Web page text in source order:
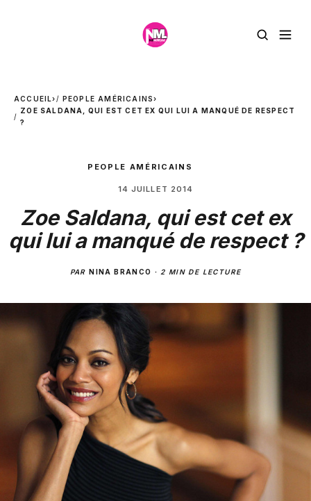
ACCUEIL› PEOPLE AMÉRICAINS›
ZOE SALDANA, QUI EST CET EX QUI LUI A MANQUÉ DE RESPECT
?
PEOPLE AMÉRICAINS
14 JUILLET 2014
Zoe Saldana, qui est cet ex
qui lui a manqué de respect ?
PARNINA BRANCO · 2 MIN DE LECTURE